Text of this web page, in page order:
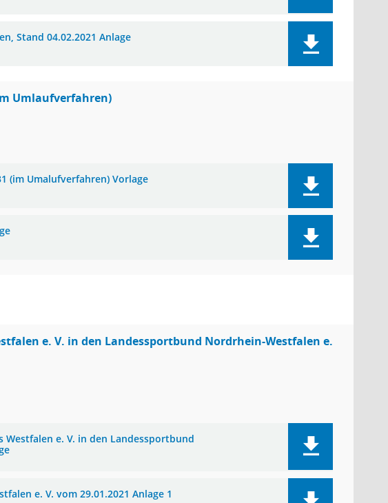
Stand 04.02.2021 Anlage
Umlaufverfahren)
(im Umalufverfahren) Vorlage
e. V. in den Landessportbund Nordrhein-Westfalen e.
Westfalen e. V. in den Landessportbund
e. V. vom 29.01.2021 Anlage 1